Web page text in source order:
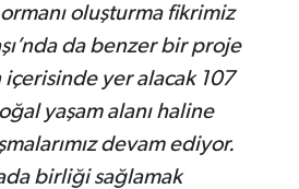
oluşturma fikrimiz
da benzer bir proje
yer alacak 107
yaşam alanı haline
devam ediyor.
birliği sağlamak